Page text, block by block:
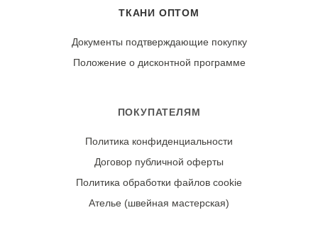
стороны, установив среднюю температуру для хлопка.
При правильном уходе демонстрирует хорошую
ТКАНИ ОПТОМ
Документы подтверждающие покупку
Положение о дисконтной программе
ПОКУПАТЕЛЯМ
Политика конфиденциальности
Договор публичной оферты
Политика обработки файлов cookie
Ателье (швейная мастерская)